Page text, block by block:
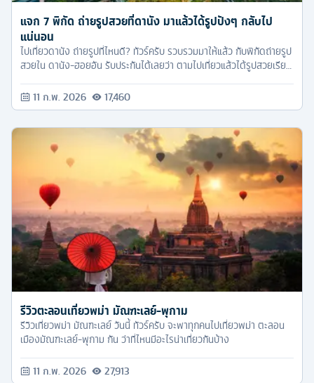
แจก 7 พิกัด ถ่ายรูปสวยที่ดานัง มาแล้วได้รูปปังๆ กลับไป
แน่นอน
ไปเที่ยวดานัง ถ่ายรูปที่ไหนดี? ทัวร์ครับ รวบรวมมาให้แล้ว กับพิกัดถ่ายรูป
สวยใน ดานัง-ฮอยอัน รับประกันได้เลยว่า ตามไปเที่ยวแล้วได้รูปสวยเรียก
11 ก.พ. 2026 17,460
รีวิวตะลอนเที่ยวพม่า มัณฑะเลย์-พุกาม
รีวิวเที่ยวพม่า มัณฑะเลย์ วันนี้ ทัวร์ครับ จะพาทุกคนไปเที่ยวพม่า ตะลอน
11 ก.พ. 2026 27,913